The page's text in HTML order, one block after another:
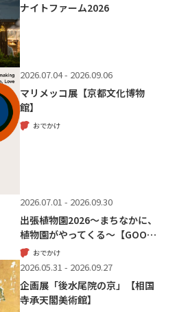
ナイトファーム2026
2026.07.04 - 2026.09.06
マリメッコ展【京都文化博物
館】
おでかけ
2026.07.01 - 2026.09.30
出張植物園2026～まちなかに、
植物園がやってくる～【GOO…
おでかけ
2026.05.31 - 2026.09.27
企画展「後水尾院の京」【相国
寺承天閣美術館】